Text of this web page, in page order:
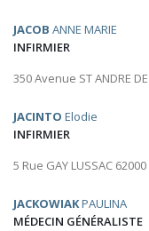
JACOB ANNE MARIE
INFIRMIER
350 Avenue ST ANDRE
JACINTO Elodie
INFIRMIER
5 Rue GAY LUSSAC
JACKOWIAKPAULINA
MÉDECIN GÉNÉRALISTE